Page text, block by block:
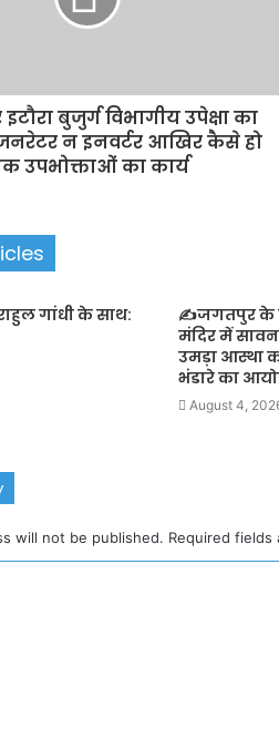
बुजुर्ग विभागीय उपेक्षा का
न इनवर्टर आखिर कैसे हो
उपभोक्ताओं का कार्य
गांधी के साथ:
✍️जगतपुर के
मंदिर में
उमड़ा आस्था
भंडारे का
August 4,
will not be published. Required